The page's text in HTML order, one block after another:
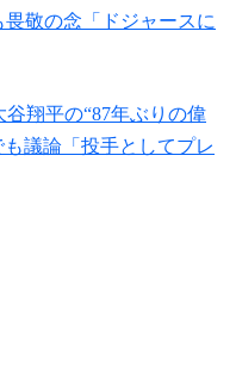
敬の念「ドジャースに
谷翔平の“87年ぶりの偉
議論「投手としてプレ